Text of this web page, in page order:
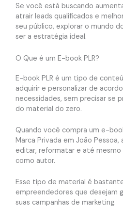
Se você está buscando
atrair leads qualificados e
seu público, explorar o mundo
ser a estratégia ideal.
O Que é um E-book PLR?
E-book PLR é um tipo de
adquirir e personalizar de
necessidades, sem precisar se
do material do zero.
Quando você compra um e-
Marca Privada em João
editar, reformatar e até mesmo
como autor.
Esse tipo de material é
empreendedores que desejam
suas campanhas de marketing.